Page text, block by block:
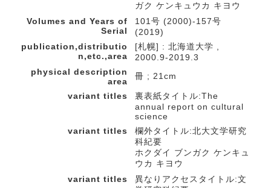
ガク ケンキュウカ キヨウ
Volumes and Years of
Serial
101号 (2000)-157号
(2019)
publication,distributio
n,etc.,area
[札幌] : 北海道大学 ,
2000.9-2019.3
physical description
area
冊 ; 21cm
variant titles
裏表紙タイトル:The
annual report on cultural
science
variant titles
欄外タイトル:北大文学研究
科紀要
ホクダイ ブンガク ケンキュ
ウカ キヨウ
variant titles
異なりアクセスタイトル:文